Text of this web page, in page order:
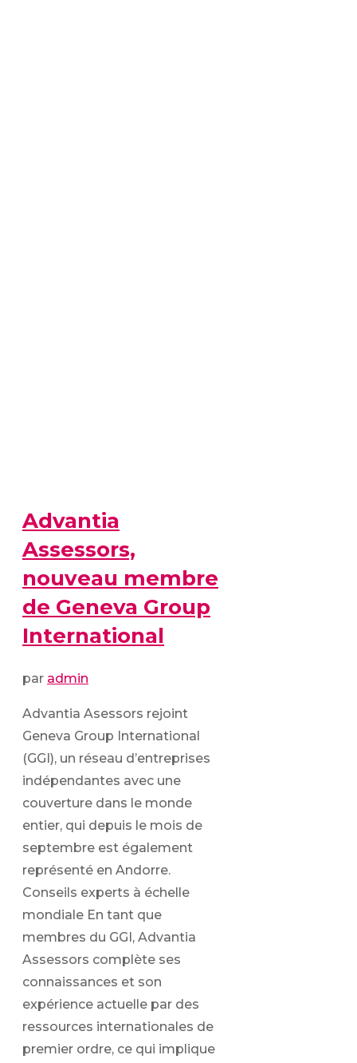
Advantia
Assessors,
nouveau membre
de Geneva Group
International
par admin
Advantia Asessors rejoint
Geneva Group International
(GGI), un réseau d’entreprises
indépendantes avec une
couverture dans le monde
entier, qui depuis le mois de
septembre est également
représenté en Andorre.
Conseils experts à échelle
mondiale En tant que
membres du GGI, Advantia
Assessors complète ses
connaissances et son
expérience actuelle par des
ressources internationales de
premier ordre, ce qui implique